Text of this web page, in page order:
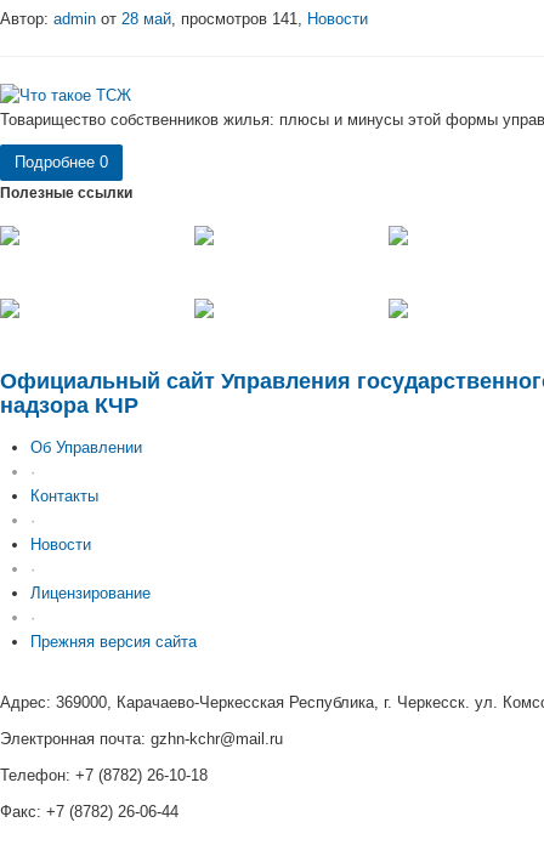
Автор: admin от 28 май, просмотров 141, Новости
Товарищество собственников жилья: плюсы и минусы этой формы
Подробнее 0
Полезные ссылки
Официальный сайт Управления
надзора КЧР
Об Управлении
·
Контакты
·
Новости
·
Лицензирование
·
Прежняя версия сайта
Адрес: 369000, Карачаево-Черкесская Республика, г. Черкесск. ул.
Электронная почта: gzhn-kchr@mail.ru
Телефон: +7 (8782) 26-10-18
Факс: +7 (8782) 26-06-44